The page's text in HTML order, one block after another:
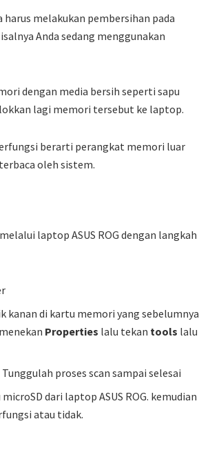
harus melakukan pembersihan pada
Anda sedang menggunakan
dengan media bersih seperti sapu
lagi memori tersebut ke laptop.
berarti perangkat memori luar
oleh sistem.
laptop ASUS ROG dengan langkah
kanan di kartu memori yang sebelumnya
Properties lalu tekan tools lalu
proses scan sampai selesai
dari laptop ASUS ROG. kemudian
atau tidak.